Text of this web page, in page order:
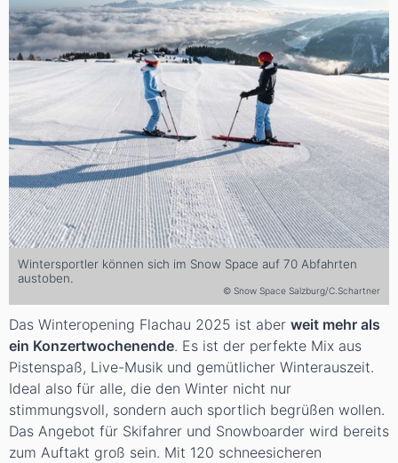
Wintersportler können sich im Snow Space auf 70 Abfahrten
austoben.
© Snow Space Salzburg/C.Schartner
Das Winteropening Flachau 2025 ist aber weit mehr als
ein Konzertwochenende. Es ist der perfekte Mix aus
Pistenspaß, Live-Musik und gemütlicher Winterauszeit.
Ideal also für alle, die den Winter nicht nur
stimmungsvoll, sondern auch sportlich begrüßen wollen.
Das Angebot für Skifahrer und Snowboarder wird bereits
zum Auftakt groß sein. Mit 120 schneesicheren